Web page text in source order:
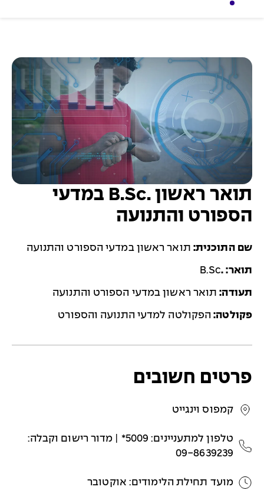
תואר ראשון .B.Sc במדעי
הספורט והתנועה
שם התוכנית: תואר ראשון במדעי הספורט והתנועה
תואר: .B.Sc
תעודה: תואר ראשון במדעי הספורט והתנועה
פקולטה: הפקולטה למדעי התנועה והספורט
פרטים חשובים
קמפוס וינגייט
טלפון למתעניינים: 5009* ‏| מדור רישום וקבלה:
09-8639239
מועד תחילת הלימודים: אוקטובר